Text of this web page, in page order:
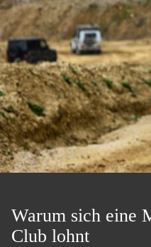
Warum sich eine
Club lohnt